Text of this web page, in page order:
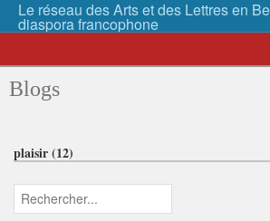
Blogs
plaisir (12)